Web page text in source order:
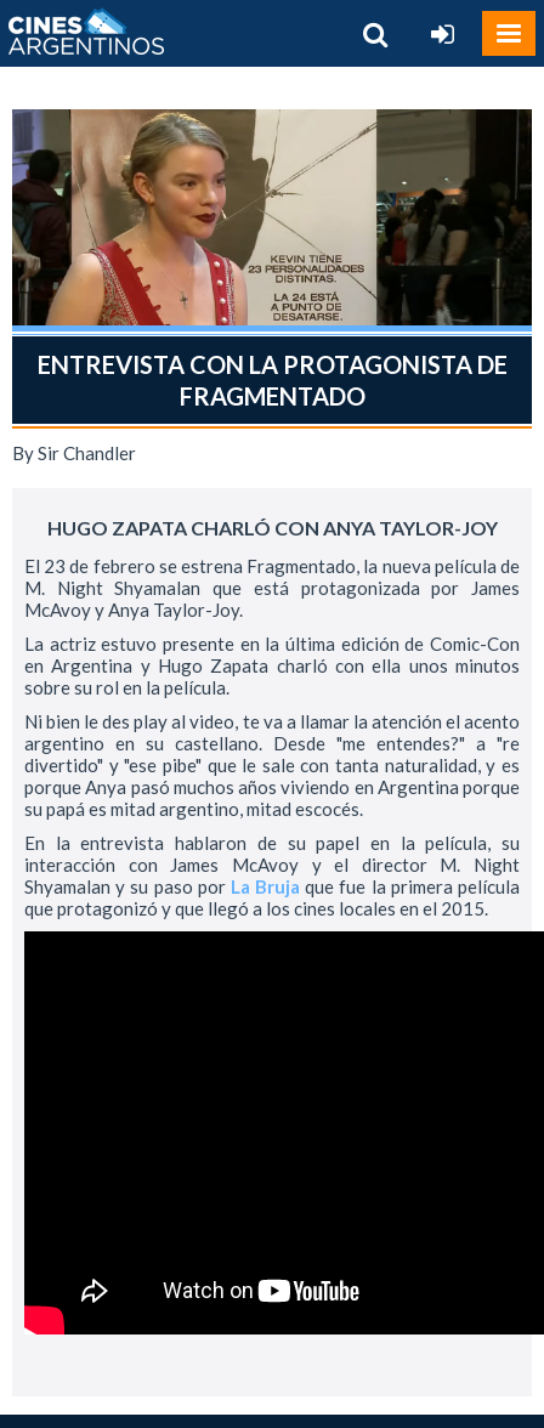
ENTREVISTA CON LA PROTAGONISTA DE
FRAGMENTADO
By Sir Chandler
HUGO ZAPATA CHARLÓ CON ANYA TAYLOR-JOY
El 23 de febrero se estrena Fragmentado, la nueva película de
M. Night Shyamalan que está protagonizada por James
McAvoy y Anya Taylor-Joy.
La actriz estuvo presente en la última edición de Comic-Con
en Argentina y Hugo Zapata charló con ella unos minutos
sobre su rol en la película.
Ni bien le des play al video, te va a llamar la atención el acento
argentino en su castellano. Desde "me entendes?" a "re
divertido" y "ese pibe" que le sale con tanta naturalidad, y es
porque Anya pasó muchos años viviendo en Argentina porque
su papá es mitad argentino, mitad escocés.
En la entrevista hablaron de su papel en la película, su
interacción con James McAvoy y el director M. Night
Shyamalan y su paso por La Bruja que fue la primera película
que protagonizó y que llegó a los cines locales en el 2015.